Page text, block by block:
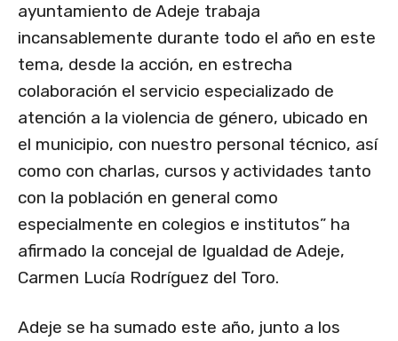
ayuntamiento de Adeje trabaja
incansablemente durante todo el año en este
tema, desde la acción, en estrecha
colaboración el servicio especializado de
atención a la violencia de género, ubicado en
el municipio, con nuestro personal técnico, así
como con charlas, cursos y actividades tanto
con la población en general como
especialmente en colegios e institutos” ha
afirmado la concejal de Igualdad de Adeje,
Carmen Lucía Rodríguez del Toro.
Adeje se ha sumado este año, junto a los